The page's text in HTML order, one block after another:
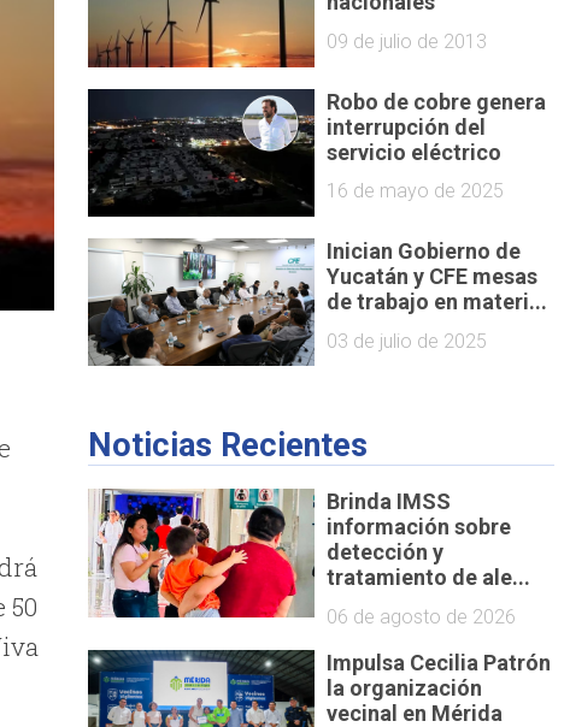
50
09 de julio de 2013
Robo de cobre genera
interrupción del
servicio eléctrico
16 de mayo de 2025
Inician Gobierno de
Yucatán y CFE mesas
de trabajo en materi...
03 de julio de 2025
Noticias Recientes
Brinda IMSS
información sobre
detección y
tratamiento de ale...
06 de agosto de 2026
Impulsa Cecilia Patrón
la organización
vecinal en Mérida